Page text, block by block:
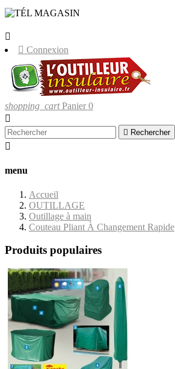

 Connexion
shopping_cart Panier 0

 Rechercher

menu
Accueil
OUTILLAGE
Outillage à main
Couteau Pliant À Changement Rapide
Produits populaires